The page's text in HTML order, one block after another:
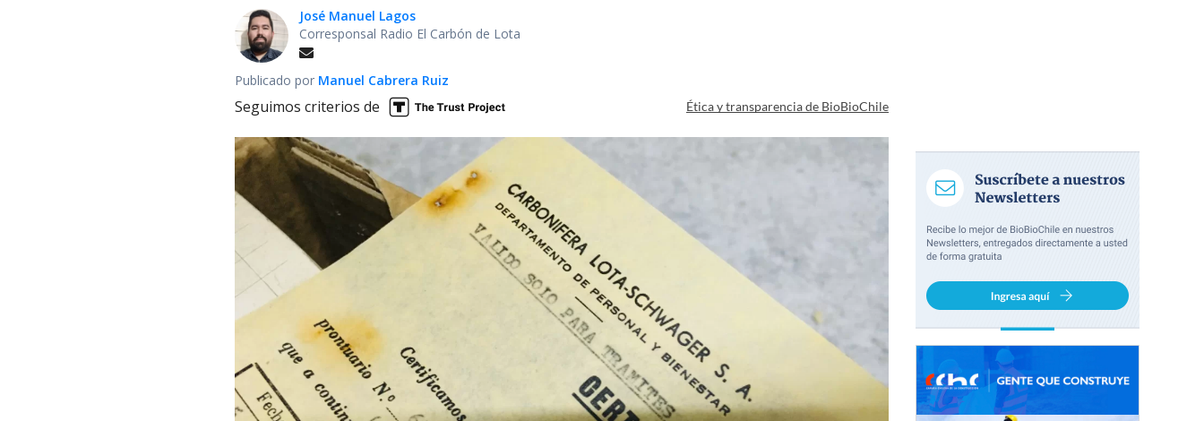
José Manuel Lagos
Corresponsal Radio El Carbón de Lota
Publicado por Manuel Cabrera Ruiz
Seguimos criterios de Ética y transparencia de BioBioChile